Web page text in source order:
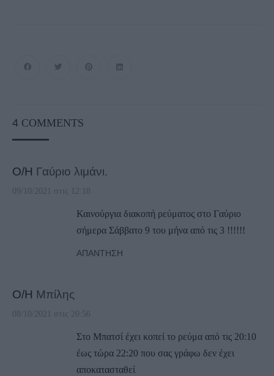
4 COMMENTS
Ο/Η Γαύριο λιμάνι.
09/10/2021 στις 12:18
Καινούργια διακοπή ρεύματος στο Γαύριο
σήμερα Σάββατο 9 του μήνα από τις 3 !!!!!!
ΑΠΆΝΤΗΣΗ
Ο/Η Μπίλης
08/10/2021 στις 20:56
Στο Μπατσί έχει κοπεί το ρεύμα από τις 20:10
έως τώρα 22:20 που σας γράφω δεν έχει
αποκατασταθεί